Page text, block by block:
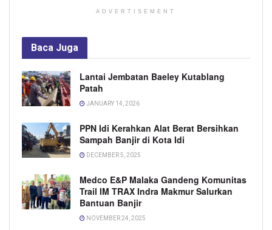
ADVERTISEMENT
Baca Juga
Lantai Jembatan Baeley Kutablang
Patah
JANUARY 14, 2026
PPN Idi Kerahkan Alat Berat Bersihkan
Sampah Banjir di Kota Idi
DECEMBER 5, 2025
Medco E&P Malaka Gandeng Komunitas
Trail IM TRAX Indra Makmur Salurkan
Bantuan Banjir
NOVEMBER 24, 2025